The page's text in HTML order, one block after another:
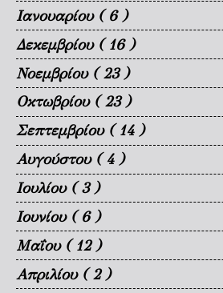
Ιανουαρίου ( 6 )
Δεκεμβρίου ( 16 )
Νοεμβρίου ( 23 )
Οκτωβρίου ( 23 )
Σεπτεμβρίου ( 14 )
Αυγούστου ( 4 )
Ιουλίου ( 3 )
Ιουνίου ( 6 )
Μαΐου ( 12 )
Απριλίου ( 2 )